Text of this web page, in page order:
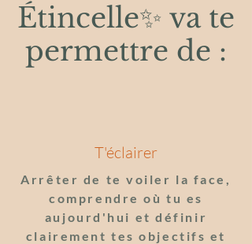
Étincelle✨ va te
permettre de :
T'éclairer
Arrêter de te voiler la face,
comprendre où tu es
aujourd'hui et définir
clairement tes objectifs et